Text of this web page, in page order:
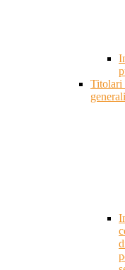
Titolari